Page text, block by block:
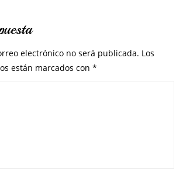
electrónico no será publicada. Los
están marcados con *